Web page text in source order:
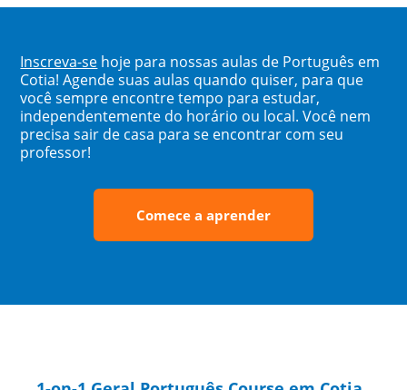
Inscreva-se hoje para nossas aulas de Português em
Cotia! Agende suas aulas quando quiser, para que
você sempre encontre tempo para estudar,
independentemente do horário ou local. Você nem
precisa sair de casa para se encontrar com seu
professor!
Comece a aprender